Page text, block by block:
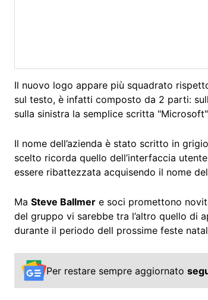
Il nuovo logo appare più squadrato
sul testo, è infatti composto da 2 parti:
sulla sinistra la semplice scritta
Il nome dell’azienda è stato scritto in
scelto ricorda quello dell’interfaccia
essere ribattezzata acquisendo il nome
Ma Steve Ballmer e soci promettono
del gruppo vi sarebbe tra l’altro quello di
durante il periodo dell prossime feste
Per restare sempre aggiornato